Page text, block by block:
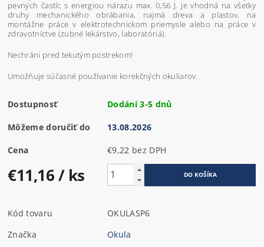
pevných častíc s energiou nárazu max. 0,56 J. Je vhodná na všetky
druhy mechanického obrábania, najmä dreva a plastov, na
montážne práce v elektrotechnickom priemysle alebo na práce v
zdravotníctve (zubné lekárstvo, laboratóriá).
Nechráni pred tekutým postrekom!
Umožňuje súčasné používanie korekčných okuliarov.
Dostupnosť Dodání 3-5 dnů
Môžeme doručiť do 13.08.2026
Cena €9,22 bez DPH
€11,16/ ks
Kód tovaru
OKULASP6
Značka
Okula